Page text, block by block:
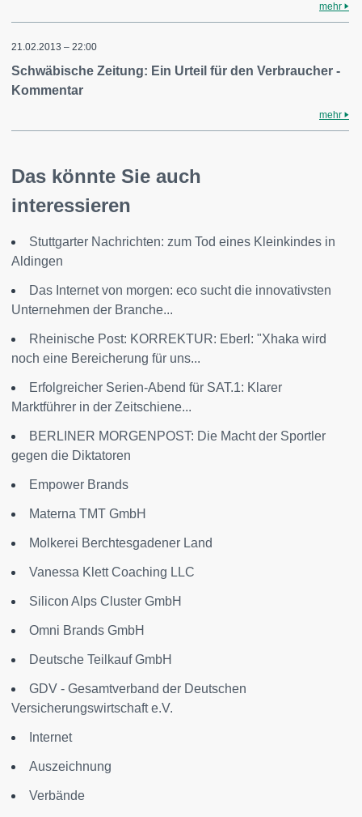
mehr
21.02.2013 – 22:00
Schwäbische Zeitung: Ein Urteil für den Verbraucher -
Kommentar
mehr
Das könnte Sie auch
interessieren
Stuttgarter Nachrichten: zum Tod eines Kleinkindes in
Aldingen
Das Internet von morgen: eco sucht die innovativsten
Unternehmen der Branche...
Rheinische Post: KORREKTUR: Eberl: "Xhaka wird
noch eine Bereicherung für uns...
Erfolgreicher Serien-Abend für SAT.1: Klarer
Marktführer in der Zeitschiene...
BERLINER MORGENPOST: Die Macht der Sportler
gegen die Diktatoren
Empower Brands
Materna TMT GmbH
Molkerei Berchtesgadener Land
Vanessa Klett Coaching LLC
Silicon Alps Cluster GmbH
Omni Brands GmbH
Deutsche Teilkauf GmbH
GDV - Gesamtverband der Deutschen
Versicherungswirtschaft e.V.
Internet
Auszeichnung
Verbände